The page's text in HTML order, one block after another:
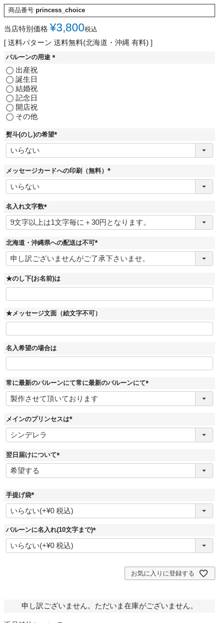
商品番号 princess_choice
当店特別価格 ¥3,800税込
送料パターン 送料無料(北海道・沖縄 有料)
バルーンの用途
出産祝
誕生日
結婚祝
記念日
開店祝
その他
熨斗(のし)の希望
(
須
メッセージカードへの印刷（無料）
(
須
名入れ文字数
(
必
須
北海道・沖縄県への配送は不可
(
必
須
★のし下(お名前)は
★メッセージ文面（絵文字不可）
名入希望の場合は
常に最新のバルーンにて常に最新のバルーンにて
(
須
メインのプリンセスは
(
須
翌日届けについて
(
須
手提げ袋
(
必
須
)
バルーンに名入れ(10文字まで)
(
須
お気に入りに登録する
申し訳ございません。ただいま在庫がございません。